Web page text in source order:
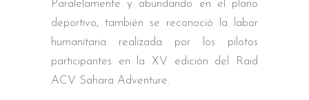
Paralelamente y abundando en el plano
deportivo, también se reconoció la labor
humanitaria realizada por los pilotos
participantes en la XV edición del Raid
ACV Sahara Adventure.